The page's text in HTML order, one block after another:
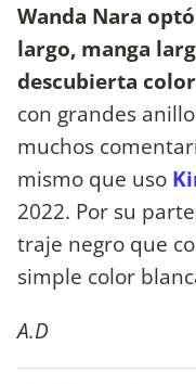
Wanda Nara
largo, manga
descubierta
con grandes
muchos
mismo que uso
2022. Por su
traje negro que
simple color
A.D